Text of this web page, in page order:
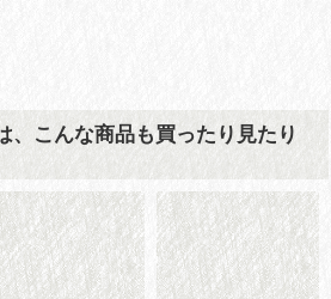
、こんな商品も買ったり見たり